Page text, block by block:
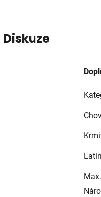
Diskuze